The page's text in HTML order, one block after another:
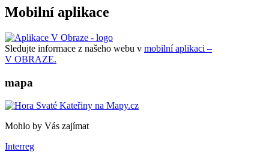
Mobilní aplikace
Sledujte informace z našeho webu v mobilní aplikaci –
V OBRAZE.
mapa
Mohlo by Vás zajímat
Interreg